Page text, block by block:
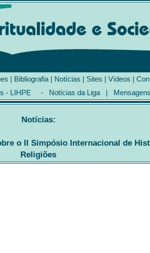
| Bibliografia | Notícias | Sites | Vídeos |
- LIHPE - Notícias da Liga |
Notícias:
o II Simpósio Internacional de
Religiões